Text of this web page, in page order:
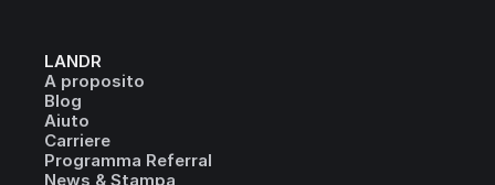
LANDR
A proposito
Blog
Aiuto
Carriere
Programma Referral
News & Stampa